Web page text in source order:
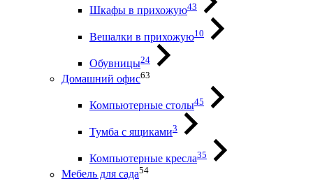
Шкафы в прихожую43
Вешалки в прихожую10
Обувницы24
Домашний офис63
Компьютерные столы45
Тумба с ящиками3
Компьютерные кресла35
Мебель для сада54